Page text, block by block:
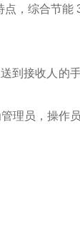
，综合节能
到接收人的
理员，操作